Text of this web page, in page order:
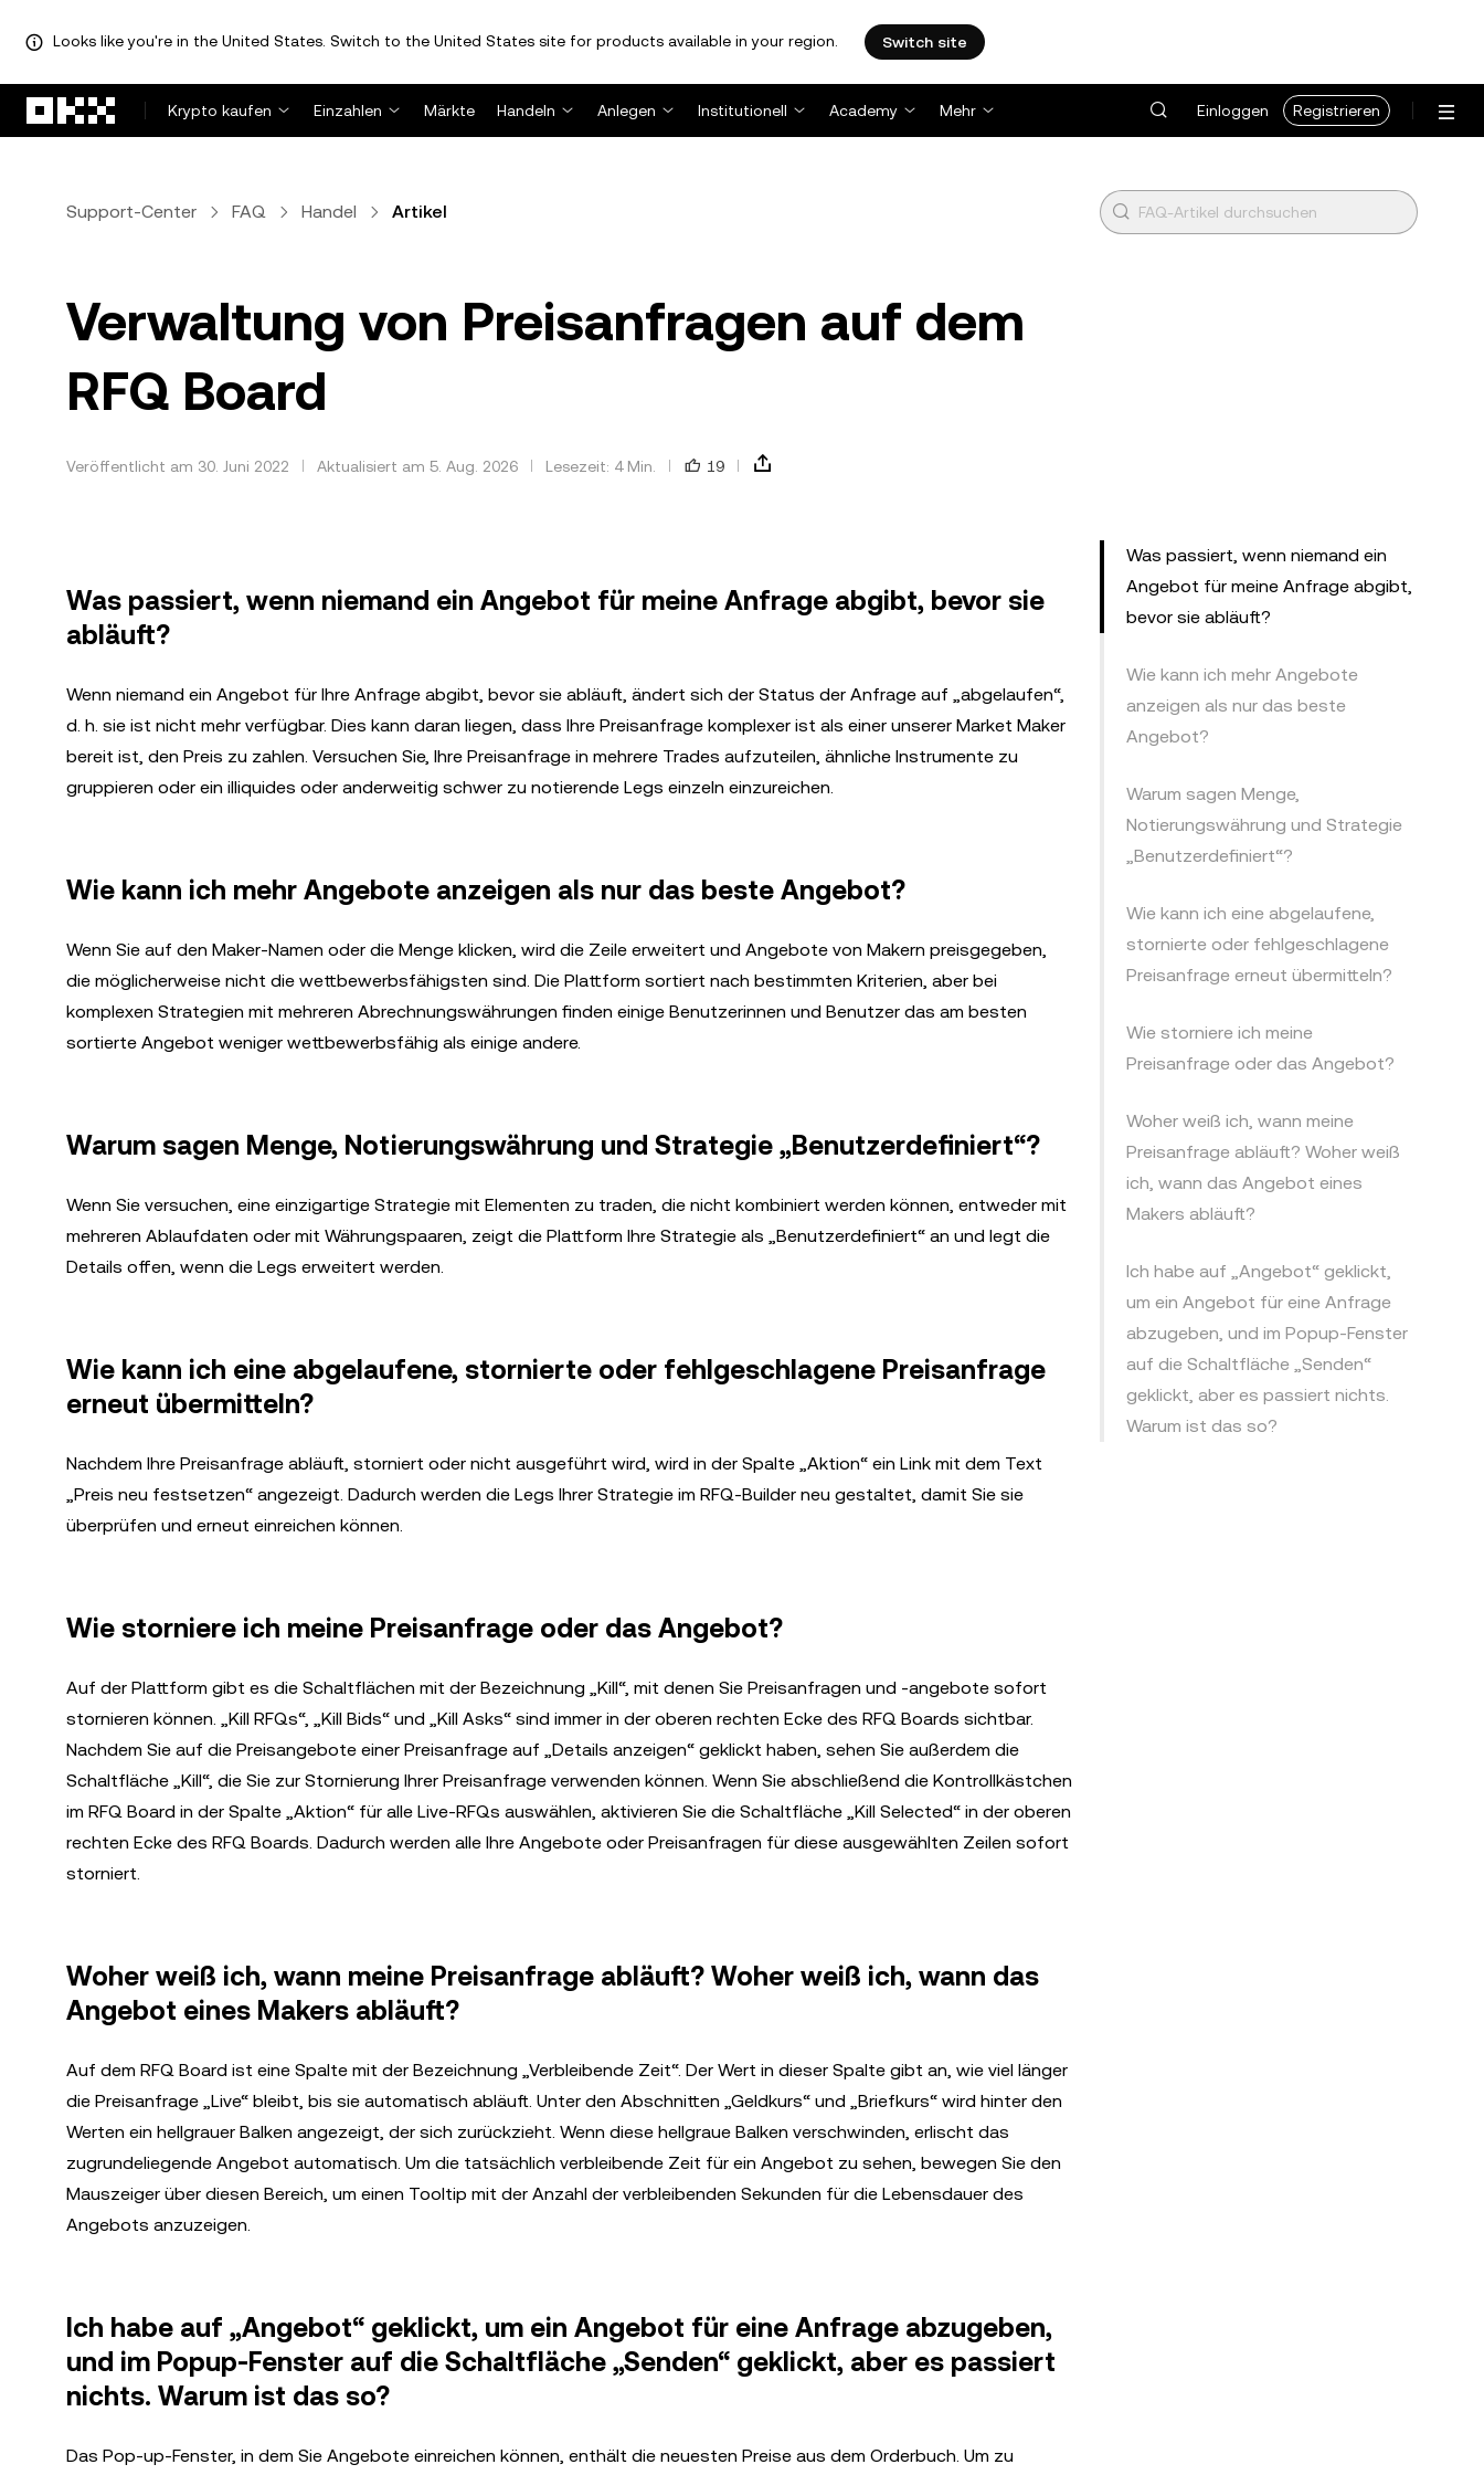
Looks like you're in the United States. Switch to the United States site for products available in your region. Switch site
Krypto kaufen
Einzahlen Märkte Handeln Anlegen Institutionell Academy Mehr Einloggen Registrieren
Support-Center FAQ Handel Artikel
Verwaltung von Preisanfragen auf dem
RFQ Board
Veröffentlicht am 30. Juni 2022 Aktualisiert am 5. Aug. 2026 Lesezeit: 4 Min. 19
Was passiert, wenn niemand ein Angebot für meine Anfrage abgibt, bevor sie
abläuft?
Wenn niemand ein Angebot für Ihre Anfrage abgibt, bevor sie abläuft, ändert sich der Status der Anfrage auf „abgelaufen“,
d. h. sie ist nicht mehr verfügbar. Dies kann daran liegen, dass Ihre Preisanfrage komplexer ist als einer unserer Market Maker
bereit ist, den Preis zu zahlen. Versuchen Sie, Ihre Preisanfrage in mehrere Trades aufzuteilen, ähnliche Instrumente zu
gruppieren oder ein illiquides oder anderweitig schwer zu notierende Legs einzeln einzureichen.
Wie kann ich mehr Angebote anzeigen als nur das beste Angebot?
Wenn Sie auf den Maker-Namen oder die Menge klicken, wird die Zeile erweitert und Angebote von Makern preisgegeben,
die möglicherweise nicht die wettbewerbsfähigsten sind. Die Plattform sortiert nach bestimmten Kriterien, aber bei
komplexen Strategien mit mehreren Abrechnungswährungen finden einige Benutzerinnen und Benutzer das am besten
sortierte Angebot weniger wettbewerbsfähig als einige andere.
Warum sagen Menge, Notierungswährung und Strategie „Benutzerdefiniert“?
Wenn Sie versuchen, eine einzigartige Strategie mit Elementen zu traden, die nicht kombiniert werden können, entweder mit
mehreren Ablaufdaten oder mit Währungspaaren, zeigt die Plattform Ihre Strategie als „Benutzerdefiniert“ an und legt die
Details offen, wenn die Legs erweitert werden.
Wie kann ich eine abgelaufene, stornierte oder fehlgeschlagene Preisanfrage
erneut übermitteln?
Nachdem Ihre Preisanfrage abläuft, storniert oder nicht ausgeführt wird, wird in der Spalte „Aktion“ ein Link mit dem Text
„Preis neu festsetzen“ angezeigt. Dadurch werden die Legs Ihrer Strategie im RFQ-Builder neu gestaltet, damit Sie sie
überprüfen und erneut einreichen können.
Wie storniere ich meine Preisanfrage oder das Angebot?
Auf der Plattform gibt es die Schaltflächen mit der Bezeichnung „Kill“, mit denen Sie Preisanfragen und -angebote sofort
stornieren können. „Kill RFQs“, „Kill Bids“ und „Kill Asks“ sind immer in der oberen rechten Ecke des RFQ Boards sichtbar.
Nachdem Sie auf die Preisangebote einer Preisanfrage auf „Details anzeigen“ geklickt haben, sehen Sie außerdem die
Schaltfläche „Kill“, die Sie zur Stornierung Ihrer Preisanfrage verwenden können. Wenn Sie abschließend die Kontrollkästchen
im RFQ Board in der Spalte „Aktion“ für alle Live-RFQs auswählen, aktivieren Sie die Schaltfläche „Kill Selected“ in der oberen
rechten Ecke des RFQ Boards. Dadurch werden alle Ihre Angebote oder Preisanfragen für diese ausgewählten Zeilen sofort
storniert.
Woher weiß ich, wann meine Preisanfrage abläuft? Woher weiß ich, wann das
Angebot eines Makers abläuft?
Auf dem RFQ Board ist eine Spalte mit der Bezeichnung „Verbleibende Zeit“. Der Wert in dieser Spalte gibt an, wie viel länger
die Preisanfrage „Live“ bleibt, bis sie automatisch abläuft. Unter den Abschnitten „Geldkurs“ und „Briefkurs“ wird hinter den
Werten ein hellgrauer Balken angezeigt, der sich zurückzieht. Wenn diese hellgraue Balken verschwinden, erlischt das
zugrundeliegende Angebot automatisch. Um die tatsächlich verbleibende Zeit für ein Angebot zu sehen, bewegen Sie den
Mauszeiger über diesen Bereich, um einen Tooltip mit der Anzahl der verbleibenden Sekunden für die Lebensdauer des
Angebots anzuzeigen.
Ich habe auf „Angebot“ geklickt, um ein Angebot für eine Anfrage abzugeben,
und im Popup-Fenster auf die Schaltfläche „Senden“ geklickt, aber es passiert
nichts. Warum ist das so?
Das Pop-up-Fenster, in dem Sie Angebote einreichen können, enthält die neuesten Preise aus dem Orderbuch. Um zu
Was passiert, wenn niemand ein
Angebot für meine Anfrage abgibt,
bevor sie abläuft?
Wie kann ich mehr Angebote
anzeigen als nur das beste
Angebot?
Warum sagen Menge,
Notierungswährung und Strategie
„Benutzerdefiniert“?
Wie kann ich eine abgelaufene,
stornierte oder fehlgeschlagene
Preisanfrage erneut übermitteln?
Wie storniere ich meine
Preisanfrage oder das Angebot?
Woher weiß ich, wann meine
Preisanfrage abläuft? Woher weiß
ich, wann das Angebot eines
Makers abläuft?
Ich habe auf „Angebot“ geklickt,
um ein Angebot für eine Anfrage
abzugeben, und im Popup-Fenster
auf die Schaltfläche „Senden“
geklickt, aber es passiert nichts.
Warum ist das so?